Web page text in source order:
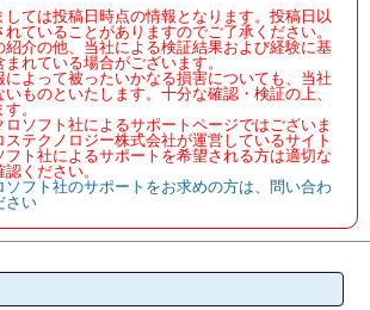
ては投稿日時点の情報となります。投稿日以
ていることがありますのでご了承ください。
介の他、当社による検証結果および経験に基
れている場合がございます。
よって被ったいかなる損害についても、当社
ものといたします。十分な確認・検証の上、
。
ソフト社によるサポートページではございま
テクノロジー株式会社が運営しているサイト
ト社によるサポートを希望される方は適切な
ください。
ソフト社のサポートをお求めの方は、問い合わ
さい